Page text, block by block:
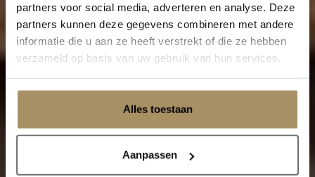
partners voor social media, adverteren en analyse. Deze
partners kunnen deze gegevens combineren met andere
informatie die u aan ze heeft verstrekt of die ze hebben
verzameld op basis van uw gebruik van hun services.
Alles toestaan
Aanpassen